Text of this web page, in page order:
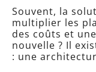
Souvent, la
multiplier les
des coûts et
nouvelle ? Il
: une